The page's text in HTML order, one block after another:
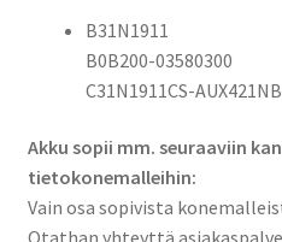
40Wh
/
Asus
B31N1911,
B31N1911
B0B200-03580300
C31N1911CS-AUX421NB
Akku sopii mm. seuraaviin
tietokonemalleihin:
Vain osa sopivista